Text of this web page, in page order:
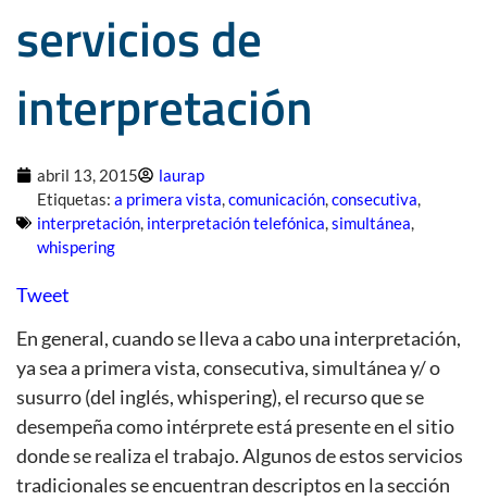
servicios de
interpretación
abril 13, 2015
laurap
Etiquetas: a primera vista,comunicación,consecutiva,
interpretación, interpretación telefónica,simultánea,
whispering
Tweet
En general, cuando se lleva a cabo una interpretación,
ya sea a primera vista, consecutiva, simultánea y/ o
susurro (del inglés, whispering), el recurso que se
desempeña como intérprete está presente en el sitio
donde se realiza el trabajo. Algunos de estos servicios
tradicionales se encuentran descriptos en la sección